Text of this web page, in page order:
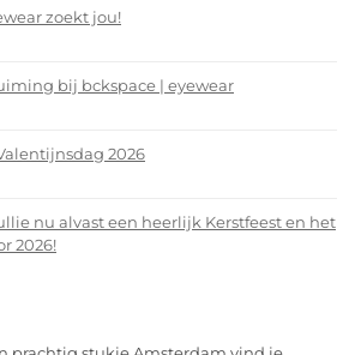
zoekt jou!
bij bckspace | eyewear
2026
nu alvast een heerlijk Kerstfeest en het
2026!